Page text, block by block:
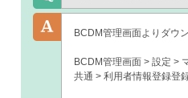
BCDM管理画面よりダウ
BCDM管理画面 > 設定 >
共通 > 利用者情報登録登